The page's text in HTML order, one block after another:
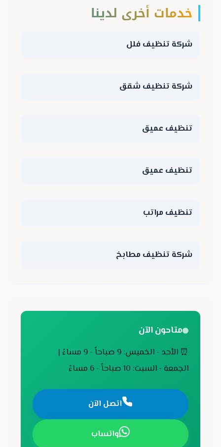
خدمات أخرى لدينا
شركة تنظيف فلل
شركة تنظيف شقق
تنظيف عميق
تنظيف عميق
تنظيف مراتب
شركة تنظيف مطابخ
متاحون الآن
⏰ الأحد - الخميس: 9 صباحاً - 9 مساءً |
الجمعة - السبت: 10 صباحاً - 6 مساءً
اتصل الآن
واتساب